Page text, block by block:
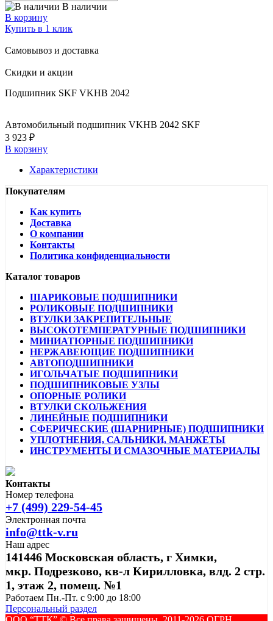
В наличии
В корзину
Купить в 1 клик
Самовывоз и доставка
Скидки и акции
Подшипник SKF VKHB 2042
Автомобильный подшипник VKHB 2042 SKF
3 923 ₽
В корзину
Характеристики
Покупателям
Как купить
Доставка
О компании
Контакты
Политика конфиденциальности
Каталог товаров
ШАРИКОВЫЕ ПОДШИПНИКИ
РОЛИКОВЫЕ ПОДШИПНИКИ
ВТУЛКИ ЗАКРЕПИТЕЛЬНЫЕ
ВЫСОКОТЕМПЕРАТУРНЫЕ ПОДШИПНИКИ
МИНИАТЮРНЫЕ ПОДШИПНИКИ
НЕРЖАВЕЮЩИЕ ПОДШИПНИКИ
АВТОПОДШИПНИКИ
ИГОЛЬЧАТЫЕ ПОДШИПНИКИ
ПОДШИПНИКОВЫЕ УЗЛЫ
ОПОРНЫЕ РОЛИКИ
ВТУЛКИ СКОЛЬЖЕНИЯ
ЛИНЕЙНЫЕ ПОДШИПНИКИ
СФЕРИЧЕСКИЕ (ШАРНИРНЫЕ) ПОДШИПНИКИ
УПЛОТНЕНИЯ, САЛЬНИКИ, МАНЖЕТЫ
ИНСТРУМЕНТЫ И СМАЗОЧНЫЕ МАТЕРИАЛЫ
Контакты
Номер телефона
+7 (499) 229-54-45
Электронная почта
info@ttk-v.ru
Наш адрес
141446 Московская область, г Химки,
мкр. Подрезково, кв-л Кирилловка, влд. 2 стр.
1, этаж 2, помещ. №1
Работаем Пн.-Пт. с 9:00 до 18:00
Персональный раздел